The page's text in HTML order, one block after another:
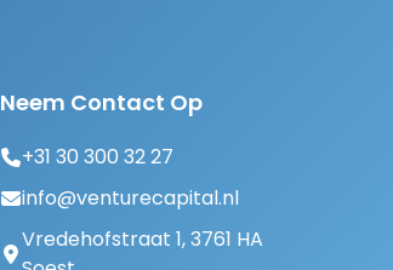
Neem Contact Op
+31 30 300 32 27
info@venturecapital.nl
Vredehofstraat 1, 3761 HA